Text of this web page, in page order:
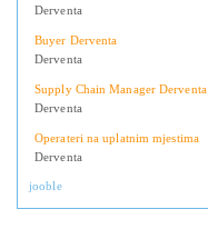
Derventa
Buyer Derventa
Derventa
Supply Chain Manager Derventa
Derventa
Operateri na uplatnim mjestima
Derventa
jooble